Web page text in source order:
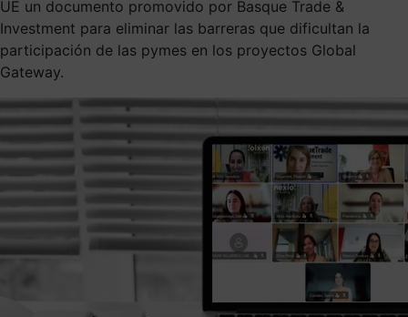
UE un documento promovido por Basque Trade &
Investment para eliminar las barreras que dificultan la
participación de las pymes en los proyectos Global
Gateway.